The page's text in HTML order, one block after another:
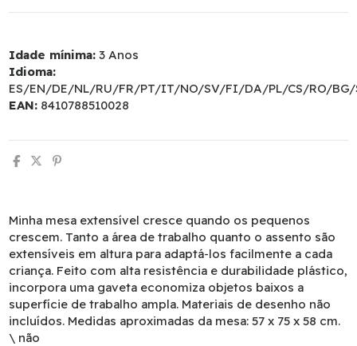
Idade mínima: 3 Anos
Idioma:
ES/EN/DE/NL/RU/FR/PT/IT/NO/SV/FI/DA/PL/CS/RO/
EAN: 8410788510028
Minha mesa extensível cresce quando os pequenos
crescem. Tanto a área de trabalho quanto o assento são
extensíveis em altura para adaptá-los facilmente a cada
criança. Feito com alta resistência e durabilidade plástico,
incorpora uma gaveta economiza objetos baixos a
superfície de trabalho ampla. Materiais de desenho não
incluídos. Medidas aproximadas da mesa: 57 x 75 x 58 cm.
\ não